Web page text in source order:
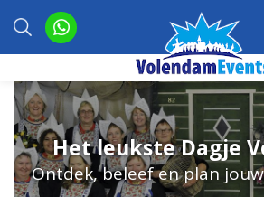
Het leukste Dagje
Ontdek, beleef en plan